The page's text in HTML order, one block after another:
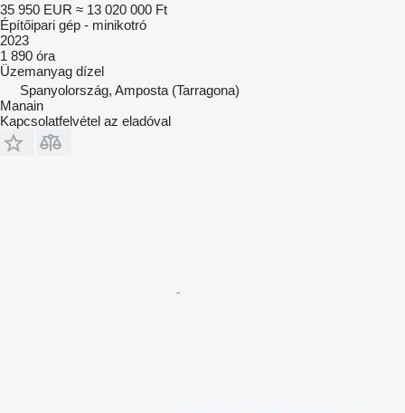
35 950 EUR ≈ 13 020 000 Ft
Építőipari gép - minikotró
2023
1 890 óra
Üzemanyag dízel
Spanyolország, Amposta (Tarragona)
Manain
Kapcsolatfelvétel az eladóval